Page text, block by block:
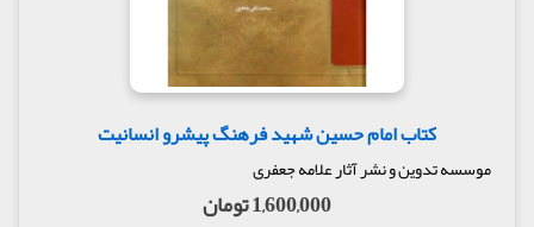
کتاب امام حسین شهید فرهنگ پیشرو انسانیت
موسسه تدوین و نشر آثار علامه جعفری
1,600,000 تومان